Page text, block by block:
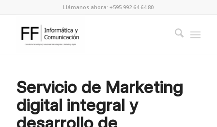
Llámanos ahora: +595 992 64 64 80
Servicio de Marketing
digital integral y
desarrollo de